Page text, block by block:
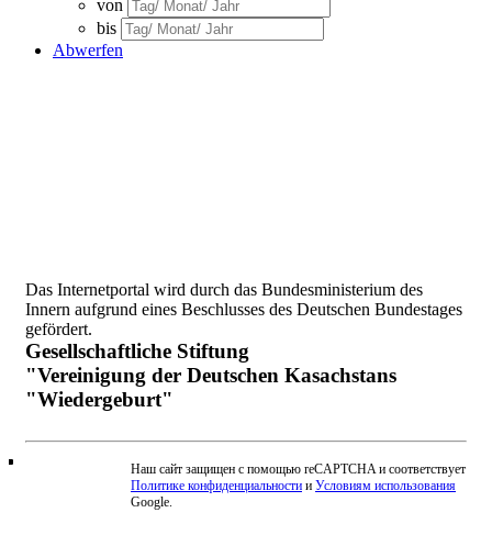
von
bis
Abwerfen
Das Internetportal wird durch das Bundesministerium des
Innern aufgrund eines Beschlusses des Deutschen Bundestages
gefördert.
Gesellschaftliche Stiftung
"Vereinigung der Deutschen Kasachstans
"Wiedergeburt"
Beschwerde einreichen
Наш сайт защищен с помощью reCAPTCHA и соответствует
Политике конфиденциальности и Условиям использования
Google.